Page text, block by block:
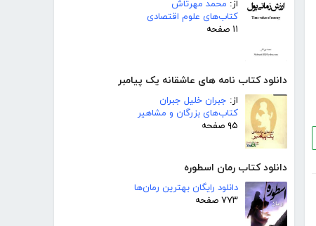
از: محمد مهرتاش
کتاب‌های علوم اقتصادی
۱۱ صفحه
دانلود کتاب نامه های عاشقانه یک پیامبر
از: جبران خلیل جبران
کتاب‌های بزرگان و مشاهیر
۹۵ صفحه
دانلود کتاب رمان اسطوره
دانلود رایگان بهترین رمان‌ها
۷۷۳ صفحه